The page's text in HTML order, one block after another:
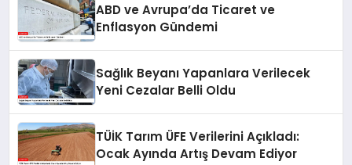
ABD ve Avrupa’da Ticaret ve
Enflasyon Gündemi
Sağlık Beyanı Yapanlara Verilecek
Yeni Cezalar Belli Oldu
TÜİK Tarım ÜFE Verilerini Açıkladı:
Ocak Ayında Artış Devam Ediyor